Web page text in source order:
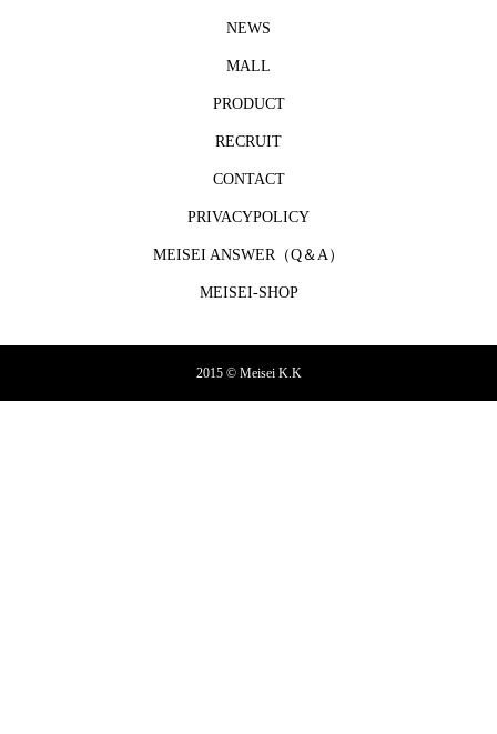
NEWS
MALL
PRODUCT
RECRUIT
CONTACT
PRIVACYPOLICY
MEISEI ANSWER（Q＆A）
MEISEI-SHOP
2015 © Meisei K.K